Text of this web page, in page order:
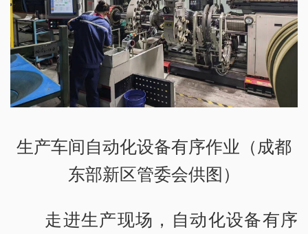
生产车间自动化设备有序作业（成都
东部新区管委会供图）
走进生产现场，自动化设备有序